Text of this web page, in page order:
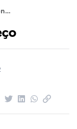
O fim depende do começo